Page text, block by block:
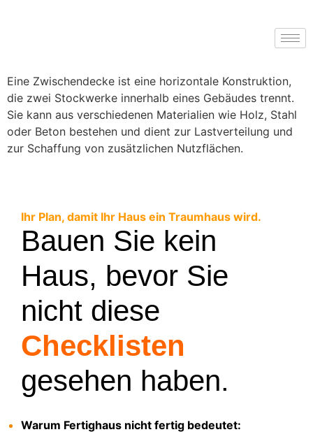
Eine Zwischendecke ist eine horizontale Konstruktion,
die zwei Stockwerke innerhalb eines Gebäudes trennt.
Sie kann aus verschiedenen Materialien wie Holz, Stahl
oder Beton bestehen und dient zur Lastverteilung und
zur Schaffung von zusätzlichen Nutzflächen.
Ihr Plan, damit Ihr Haus ein Traumhaus wird.
Bauen Sie kein
Haus, bevor Sie
nicht diese
Checklisten
gesehen haben.
Warum Fertighaus nicht fertig bedeutet: